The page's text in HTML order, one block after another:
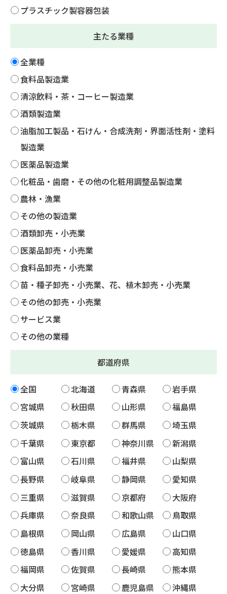
プラスチック製容器包装
主たる業種
全業種
食料品製造業
清涼飲料・茶・コーヒー製造業
酒類製造業
油脂加工製品・石けん・合成洗剤・界面活性剤・塗料
製造業
医薬品製造業
化粧品・歯磨・その他の化粧用調整品製造業
農林・漁業
その他の製造業
酒類卸売・小売業
医薬品卸売・小売業
食料品卸売・小売業
苗・種子卸売・小売業、花、植木卸売・小売業
その他の卸売・小売業
サービス業
その他の業種
都道府県
全国 北海道 青森県
岩手県
宮城県
秋田県 山形県
福島県
茨城県
栃木県 群馬県
埼玉県
千葉県
東京都 神奈川県
新潟県
富山県
石川県 福井県
山梨県
長野県
岐阜県 静岡県
愛知県
三重県
滋賀県 京都府
大阪府
兵庫県
奈良県 和歌山県
鳥取県
島根県
岡山県 広島県
山口県
徳島県
香川県 愛媛県
高知県
福岡県
佐賀県 長崎県
熊本県
大分県
宮崎県 鹿児島県 沖縄県